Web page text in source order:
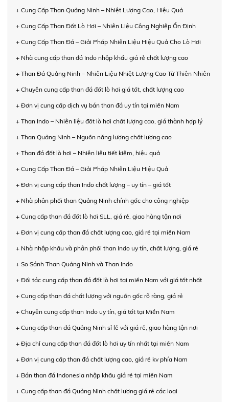
+ Cung Cấp Than Quảng Ninh – Nhiệt Lượng Cao, Hiệu Quả
+ Cung Cấp Than Đốt Lò Hơi – Nhiên Liệu Công Nghiệp Ổn Định
+ Cung Cấp Than Đá – Giải Pháp Nhiên Liệu Hiệu Quả Cho Lò Hơi
+ Nhà cung cấp than đá Indo nhập khẩu giá rẻ chất lượng cao
+ Than Đá Quảng Ninh – Nhiên Liệu Nhiệt Lượng Cao Từ Thiên Nhiên
+ Chuyên cung cấp than đá đốt lò hơi giá tốt, chất lượng cao
+ Đơn vị cung cấp dịch vụ bán than đá uy tín tại miền Nam
+ Than Indo – Nhiên liệu đốt lò hơi chất lượng cao, giá thành hợp lý
+ Than Quảng Ninh – Nguồn năng lượng chất lượng cao
+ Than đá đốt lò hơi – Nhiên liệu tiết kiệm, hiệu quả
+ Cung Cấp Than Đá – Giải Pháp Nhiên Liệu Hiệu Quả
+ Đơn vị cung cấp than Indo chất lượng – uy tín – giá tốt
+ Nhà phân phối than Quảng Ninh chính gốc cho công nghiệp
+ Cung cấp than đá đốt lò hơi SLL, giá rẻ, giao hàng tận nơi
+ Đơn vị cung cấp than đá chất lượng cao, giá rẻ tại miền Nam
+ Nhà nhập khẩu và phân phối than Indo uy tín, chất lượng, giá rẻ
+ So Sánh Than Quảng Ninh và Than Indo
+ Đối tác cung cấp than đá đốt lò hơi tại miền Nam với giá tốt nhất
+ Cung cấp than đá chất lượng với nguồn gốc rõ ràng, giá rẻ
+ Chuyên cung cấp than Indo uy tín, giá tốt tại Miền Nam
+ Cung cấp than đá Quảng Ninh sỉ lẻ với giá rẻ, giao hàng tận nơi
+ Địa chỉ cung cấp than đá đốt lò hơi uy tín nhất tại miền Nam
+ Đơn vị cung cấp than đá chất lượng cao, giá rẻ kv phía Nam
+ Bán than đá Indonesia nhập khẩu giá rẻ tại miền Nam
+ Cung cấp than đá Quảng Ninh chất lượng giá rẻ các loại